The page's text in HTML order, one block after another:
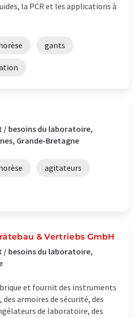
la PCR et les applications à
gants
/ besoins du laboratoire,
Grande-Bretagne
agitateurs
& Vertriebs GmbH
/ besoins du laboratoire,
et fournit des instruments
armoires de sécurité, des
de laboratoire, des